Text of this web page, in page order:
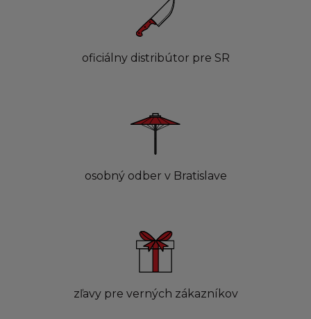
oficiálny distribútor pre SR
osobný odber v Bratislave
zľavy pre verných zákazníkov